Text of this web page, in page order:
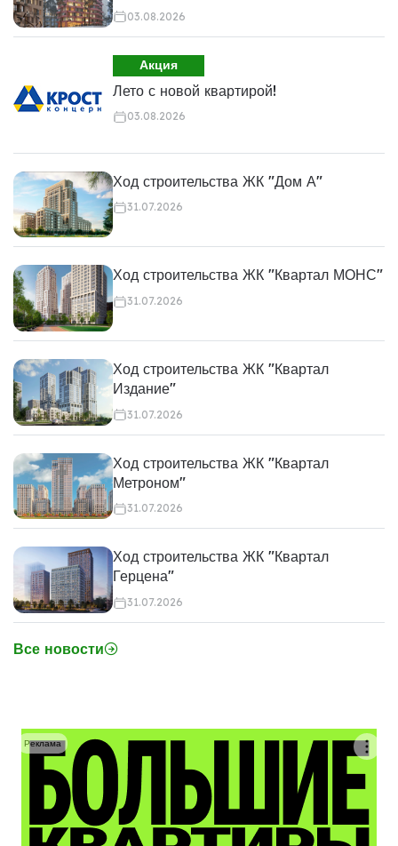
03.08.2026
Акция
Лето с новой квартирой!
03.08.2026
Ход строительства ЖК "Дом А"
31.07.2026
Ход строительства ЖК "Квартал МОНС"
31.07.2026
Ход строительства ЖК "Квартал
Издание"
31.07.2026
Ход строительства ЖК "Квартал
Метроном"
31.07.2026
Ход строительства ЖК "Квартал
Герцена"
31.07.2026
Все новости
Реклама